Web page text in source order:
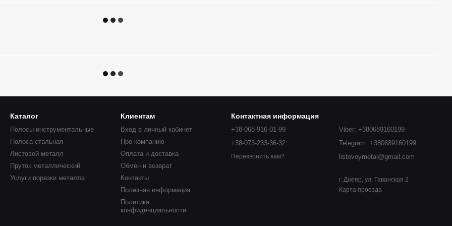
Каталог
Полосы инструментальные
Полоса стальная
Листовой металл
Пруток металлический
Услуги порезки металла
Клиентам
Вход в личный кабинет
Про компанию
Оплата и доставка
Обмен и возврат
Контакты
Полезная информация
Политика
конфиденциальности
Контактная информация
+38-068-916-01-99
+38-073-233-36-32
Перезвонить вам?
Viber: +380689160199
Telegram: +380689160199
listovoymetal@gmail.com
г. Днепр, ул. Гаванская 2
Карта проезда